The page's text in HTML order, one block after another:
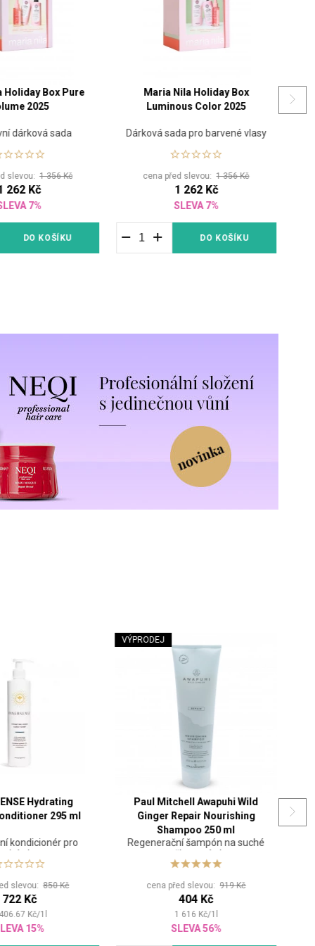
Holiday Box Pure
2025
dárková sada
slevou:1 356 Kč
262 Kč
7%
DO KOŠÍKU
Maria Nila Holiday Box
Luminous Color 2025
Dárková sada pro barvené vlasy
cena před slevou:1 356 Kč
1 262 Kč
SLEVA 7%
DO KOŠÍKU
Hydrating
295 ml
kondicionér pro
vlasy
slevou:850 Kč
722 Kč
Kč/1
15%
VÝPRODEJ
Paul Mitchell Awapuhi Wild
Ginger Repair Nourishing
Shampoo 250 ml
Regenerační šampón na suché
a poškozené vlasy
cena před slevou:919 Kč
404 Kč
1 616 Kč/1
SLEVA 56%